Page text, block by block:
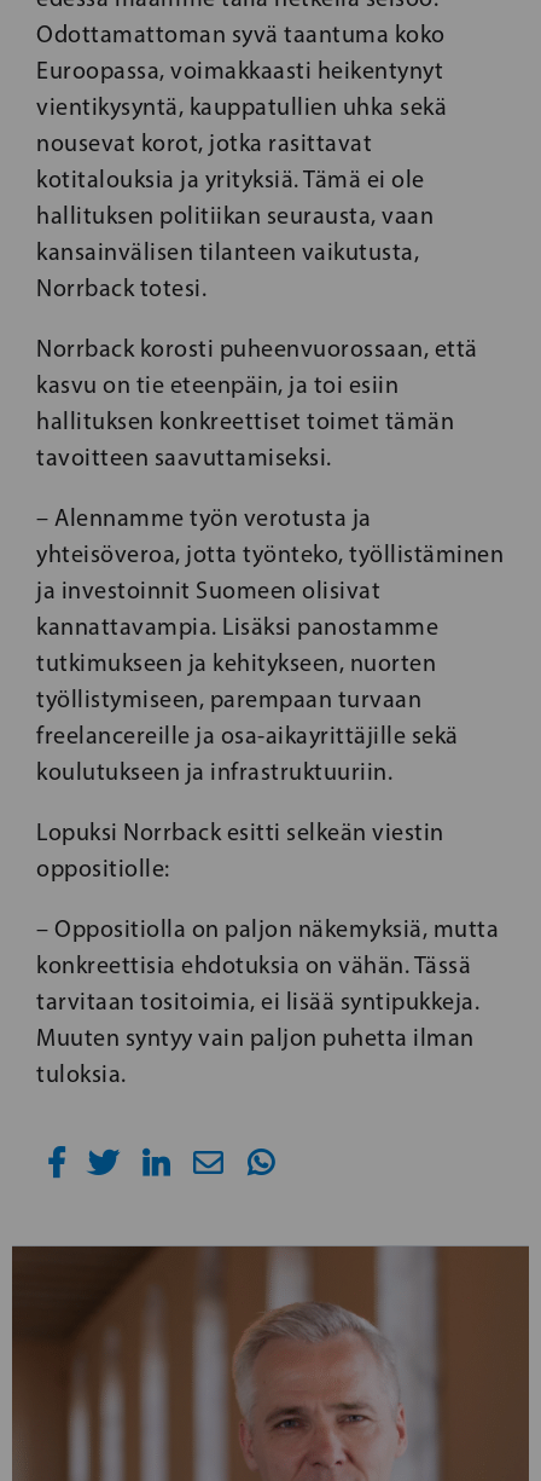
Odottamattoman syvä taantuma koko
Euroopassa, voimakkaasti heikentynyt
vientikysyntä, kauppatullien uhka sekä
nousevat korot, jotka rasittavat
kotitalouksia ja yrityksiä. Tämä ei ole
hallituksen politiikan seurausta, vaan
kansainvälisen tilanteen vaikutusta,
Norrback totesi.
Norrback korosti puheenvuorossaan, että
kasvu on tie eteenpäin, ja toi esiin
hallituksen konkreettiset toimet tämän
tavoitteen saavuttamiseksi.
– Alennamme työn verotusta ja
yhteisöveroa, jotta työnteko, työllistäminen
ja investoinnit Suomeen olisivat
kannattavampia. Lisäksi panostamme
tutkimukseen ja kehitykseen, nuorten
työllistymiseen, parempaan turvaan
freelancereille ja osa-aikayrittäjille sekä
koulutukseen ja infrastruktuuriin.
Lopuksi Norrback esitti selkeän viestin
oppositiolle:
– Oppositiolla on paljon näkemyksiä, mutta
konkreettisia ehdotuksia on vähän. Tässä
tarvitaan tositoimia, ei lisää syntipukkeja.
Muuten syntyy vain paljon puhetta ilman
tuloksia.